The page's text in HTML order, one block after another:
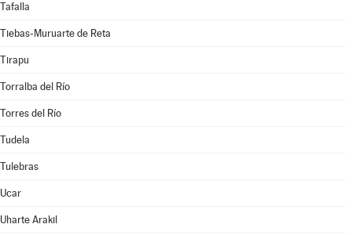
Tafalla
Tiebas-Muruarte de Reta
Tirapu
Torralba del Río
Torres del Río
Tudela
Tulebras
Ucar
Uharte Arakil